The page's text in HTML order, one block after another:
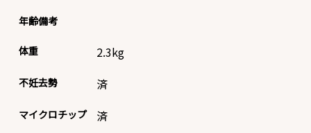
年齢備考
体重 2.3kg
不妊去勢 済
マイクロチップ 済